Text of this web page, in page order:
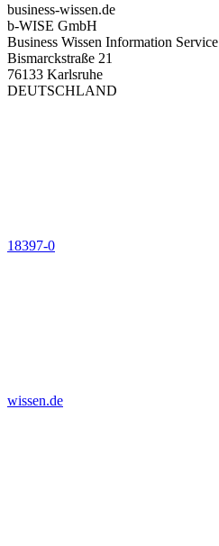
business-wissen.de
b-WISE GmbH
Business Wissen Information Service
Bismarckstraße 21
76133 Karlsruhe
DEUTSCHLAND
18397-0
wissen.de